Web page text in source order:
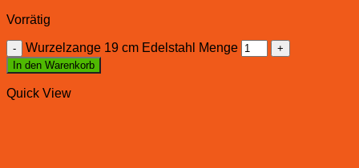
Vorrätig
Wurzelzange 19 cm Edelstahl Menge
In den Warenkorb
Quick View